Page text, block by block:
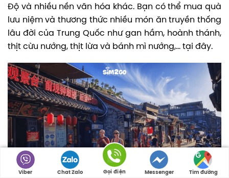
Độ và nhiều nền văn hóa khác. Bạn có thể mua quà
lưu niệm và thương thức nhiều món ăn truyền thống
lâu đời của Trung Quốc như gan hầm, hoành thánh,
thịt cừu nướng, thịt lừa và bánh mì nướng,… tại đây.
Viber Chat Zalo Gọi điện Messenger Tìm đường